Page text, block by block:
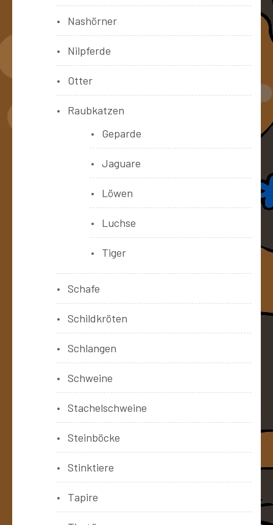
Nashörner
Nilpferde
Otter
Raubkatzen
Geparde
Jaguare
Löwen
Luchse
Tiger
Schafe
Schildkröten
Schlangen
Schweine
Stachelschweine
Steinböcke
Stinktiere
Tapire